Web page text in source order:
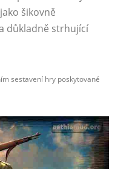
šikovně
důkladně strhující
sestavení hry poskytované